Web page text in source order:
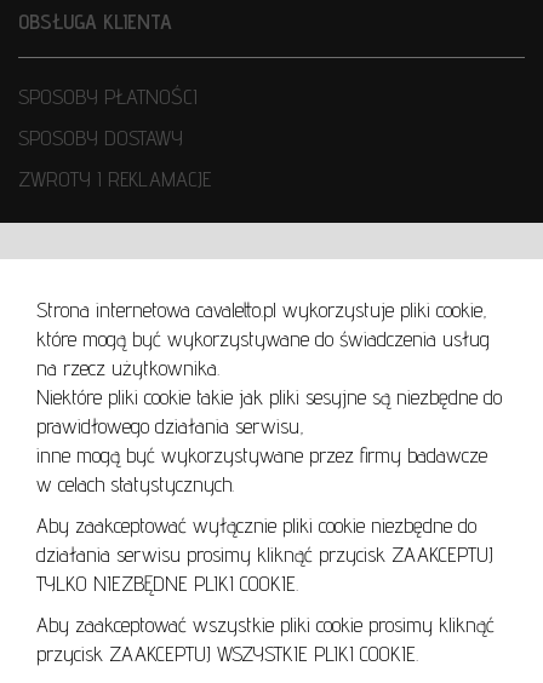
Strona internetowa cavaletto.pl wykorzystuje pliki cookie,
które mogą być wykorzystywane do świadczenia usług
na rzecz użytkownika.
Niektóre pliki cookie takie jak pliki sesyjne są niezbędne do
prawidłowego działania serwisu,
inne mogą być wykorzystywane przez firmy badawcze
w celach statystycznych.
Aby zaakceptować wyłącznie pliki cookie niezbędne do
działania serwisu prosimy kliknąć przycisk ZAAKCEPTUJ
TYLKO NIEZBĘDNE PLIKI COOKIE.
Aby zaakceptować wszystkie pliki cookie prosimy kliknąć
przycisk ZAAKCEPTUJ WSZYSTKIE PLIKI COOKIE.
OBSŁUGA KLIENTA
SPOSOBY PŁATNOŚCI
SPOSOBY DOSTAWY
ZWROTY I REKLAMACJE
REGULAMIN
REGULAMIN AUKCJI
POLITYKA PRYWATNOŚCI
POLITYKA COOKIES